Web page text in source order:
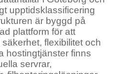
upptidsklassificering
är byggd på
plattform för att
säkerhet, flexibilitet och
hostingtjänster finns
servrar,